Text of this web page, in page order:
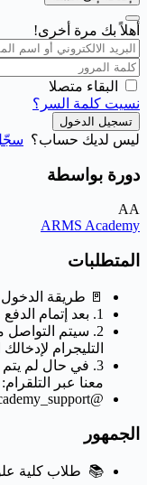
أهلاً بك مرة أخرى!
البقاء متصلا
نسيت كلمة السر؟
تسجيل الدخول
ليس لديك حساب؟
دورة بواسطة
AA
ARMS Academy
المتطلبات
🚪 طريقة الدخول
1. بعد إتمام الدفع واستلام رقم الطلب ✅
التليجرام
3. في حال لم
معنا عبر التلقرام:
@arms_academy_support
الجمهور
📚 طلاب كلية